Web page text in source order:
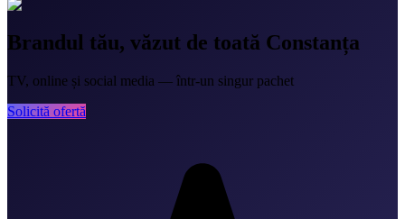
Brandul tău, văzut de toată Constanța
TV, online și social media — într-un singur pachet
Solicită ofertă